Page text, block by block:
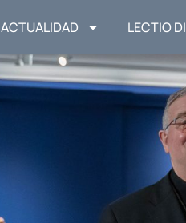
ACTUALIDAD LECTIO